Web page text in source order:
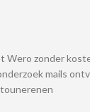
Wero zonder
mails